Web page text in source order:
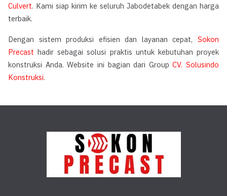
Culvert. Kami siap kirim ke seluruh Jabodetabek dengan harga
terbaik.
Dengan sistem produksi efisien dan layanan cepat, Sokon
Precast hadir sebagai solusi praktis untuk kebutuhan proyek
konstruksi Anda. Website ini bagian dari GroupCV. Solusindo
Konstruksi.